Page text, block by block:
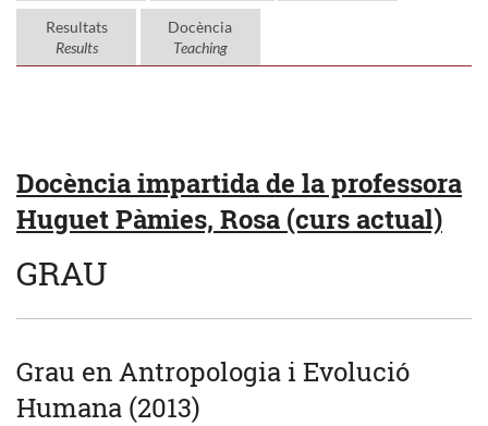
Resultats
Results
Docència
Teaching
Docència impartida de la professora
Huguet Pàmies, Rosa (curs actual)
GRAU
Grau en Antropologia i Evolució
Humana (2013)